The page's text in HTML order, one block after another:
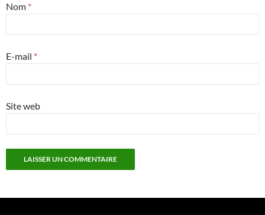
Nom *
E-mail *
Site web